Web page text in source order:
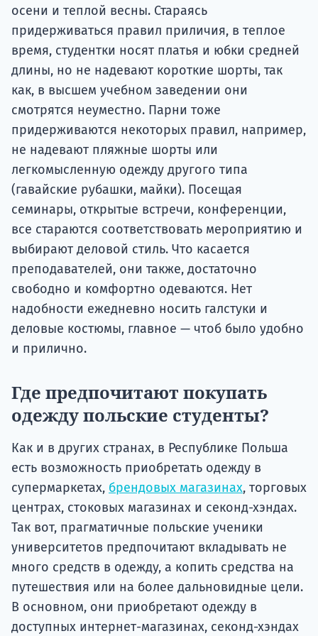
осени и теплой весны. Стараясь
придерживаться правил приличия, в теплое
время, студентки носят платья и юбки средней
длины, но не надевают короткие шорты, так
как, в высшем учебном заведении они
смотрятся неуместно. Парни тоже
придерживаются некоторых правил, например,
не надевают пляжные шорты или
легкомысленную одежду другого типа
(гавайские рубашки, майки). Посещая
семинары, открытые встречи, конференции,
все стараются соответствовать мероприятию и
выбирают деловой стиль. Что касается
преподавателей, они также, достаточно
свободно и комфортно одеваются. Нет
надобности ежедневно носить галстуки и
деловые костюмы, главное — чтоб было удобно
и прилично.
Где предпочитают покупать
одежду польские студенты?
Как и в других странах, в Республике Польша
есть возможность приобретать одежду в
супермаркетах, брендовых магазинах, торговых
центрах, стоковых магазинах и секонд-хэндах.
Так вот, прагматичные польские ученики
университетов предпочитают вкладывать не
много средств в одежду, а копить средства на
путешествия или на более дальновидные цели.
В основном, они приобретают одежду в
доступных интернет-магазинах, секонд-хэндах